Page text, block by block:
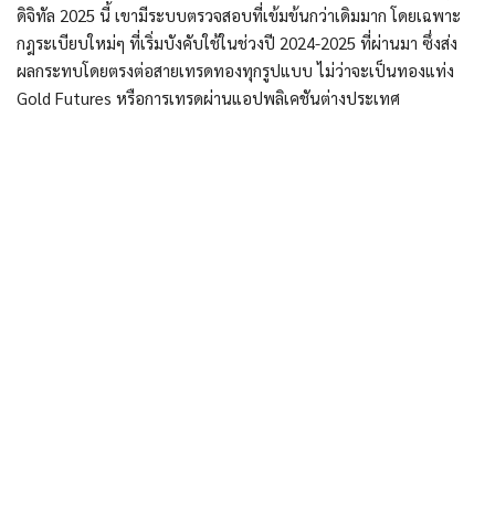
ดิจิทัล 2025 นี้ เขามีระบบตรวจสอบที่เข้มข้นกว่าเดิมมาก โดยเฉพาะ
กฎระเบียบใหม่ๆ ที่เริ่มบังคับใช้ในช่วงปี 2024-2025 ที่ผ่านมา ซึ่งส่ง
ผลกระทบโดยตรงต่อสายเทรดทองทุกรูปแบบ ไม่ว่าจะเป็นทองแท่ง
Gold Futures หรือการเทรดผ่านแอปพลิเคชันต่างประเทศ